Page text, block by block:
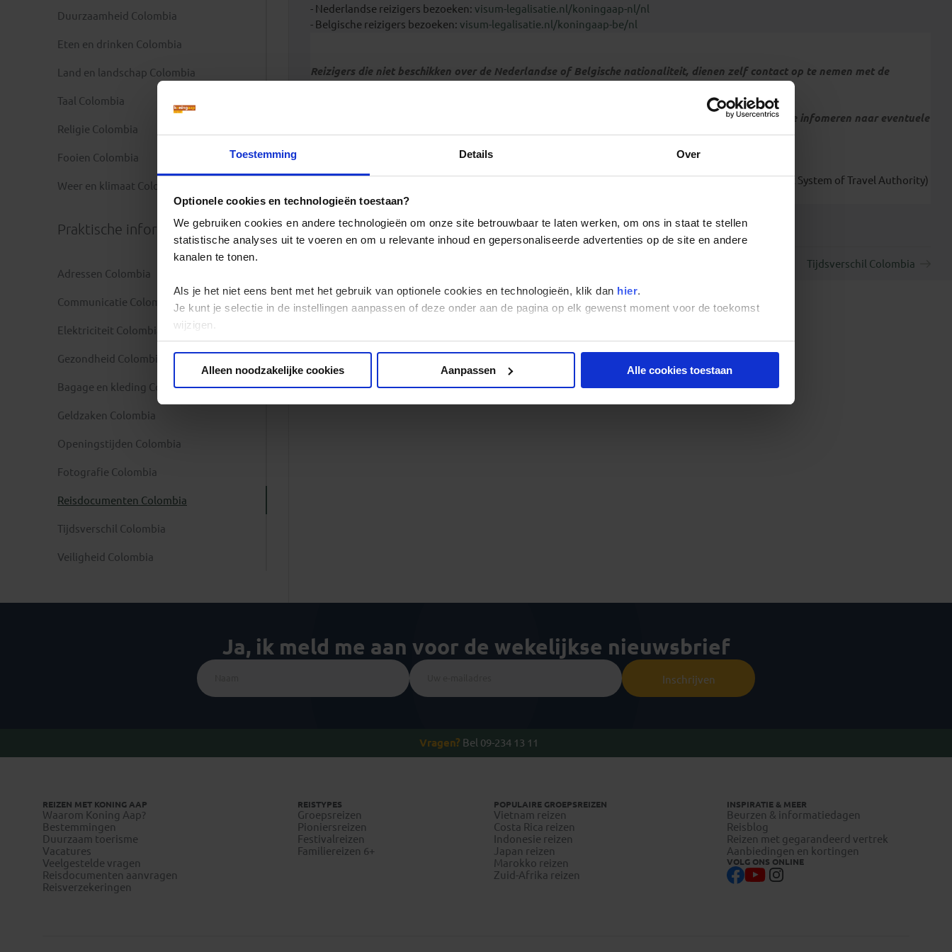
Toestemming Details Over
Optionele cookies en technologieën toestaan?
We gebruiken cookies en andere technologieën om onze site betrouwbaar te laten werken, om ons in staat te stellen
statistische analyses uit te voeren en om u relevante inhoud en gepersonaliseerde advertenties op de site en andere
kanalen te tonen.
Als je het niet eens bent met het gebruik van optionele cookies en technologieën, klik dan hier.
Je kunt je selectie in de instellingen aanpassen of deze onder aan de pagina op elk gewenst moment voor de toekomst
wijzigen.
Alleen noodzakelijke cookies
Aanpassen Alle cookies toestaan
Duurzaamheid Colombia
Eten en drinken Colombia
Land en landschap Colombia
Taal Colombia
Religie Colombia
Fooien Colombia
Weer en klimaat Colombia
Praktische informatie
Adressen Colombia
Communicatie Colombia
Elektriciteit Colombia
Gezondheid Colombia
Bagage en kleding Colombia
Geldzaken Colombia
Openingstijden Colombia
Fotografie Colombia
Reisdocumenten Colombia
Tijdsverschil Colombia
Veiligheid Colombia
- Nederlandse reizigers bezoeken: visum-legalisatie.nl/koningaap-nl/nl
- Belgische reizigers bezoeken: visum-legalisatie.nl/koningaap-be/nl
Reizigers die niet beschikken over de Nederlandse of Belgische nationaliteit, dienen zelf contact op te nemen met de
Reizigers met meereizende kinderen onder de 18 jaar dienen zelf bij de betreffende ambassade te infomeren naar eventuele
aanvullende toelatingseisen.
Voor reizen met een overstap in de Verenigde Staten, dien je online voor vertrek een ESTA (Electronic System of Travel Authority)
aan te vragen.
Tijdsverschil Colombia
Ja, ik meld me aan voor de wekelijkse nieuwsbrief
Inschrijven
Vragen? Bel 09-234 13 11
REIZEN MET KONING AAP
Waarom Koning Aap?
Bestemmingen
Duurzaam toerisme
Vacatures
Veelgestelde vragen
Reisdocumenten aanvragen
Reisverzekeringen
REISTYPES
Groepsreizen
Pioniersreizen
Festivalreizen
Familiereizen 6+
POPULAIRE GROEPSREIZEN
Vietnam reizen
Costa Rica reizen
Indonesie reizen
Japan reizen
Marokko reizen
Zuid-Afrika reizen
INSPIRATIE & MEER
Beurzen & informatiedagen
Reisblog
Reizen met gegarandeerd vertrek
Aanbiedingen en kortingen
VOLG ONS ONLINE